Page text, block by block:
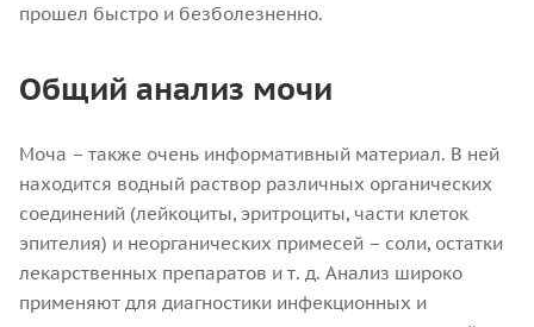
прошел быстро и безболезненно.
Общий анализ мочи
Моча – также очень информативный материал. В ней
находится водный раствор различных органических
соединений (лейкоциты, эритроциты, части клеток
эпителия) и неорганических примесей – соли, остатки
лекарственных препаратов и т. д. Анализ широко
применяют для диагностики инфекционных и